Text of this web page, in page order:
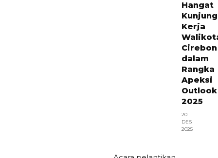
Hangat
Kerja
Cirebon
dalam
Rangka
Apeksi
Outlook
2025
20
DES
2025